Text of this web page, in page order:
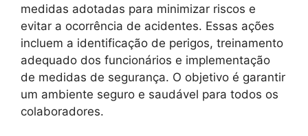
medidas adotadas para minimizar riscos e
evitar a ocorrência de acidentes. Essas ações
incluem a identificação de perigos, treinamento
adequado dos funcionários e implementação
de medidas de segurança. O objetivo é garantir
um ambiente seguro e saudável para todos os
colaboradores.